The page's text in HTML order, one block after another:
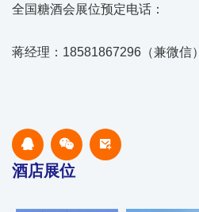
全国糖酒会展位预定电话：
蒋经理：18581867296（兼微信）
酒店展位